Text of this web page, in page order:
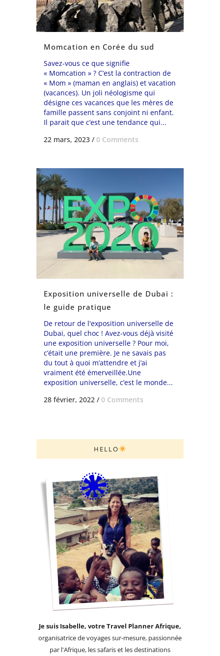
Momcation en Corée du sud
Savez-vous ce que signifie
« Momcation » ? C’est la contraction de
« Mom » (maman en anglais) et vacation
(vacances). Un joli néologisme qui
désigne ces vacances que les mères de
famille passent sans conjoint ni enfant.
Il parait que c’est une tendance qui...
22 mars, 2023 / 0 Comments
Exposition universelle de Dubai :
le guide pratique
De retour de l'exposition universelle de
Dubai, quel choc ! Avez-vous déjà visité
une exposition universelle ? Pour moi,
c’était une première. Je ne savais pas
du tout à quoi m’attendre et j’ai
vraiment été émerveillée.Une
exposition universelle, c’est le monde...
28 février, 2022 / 0 Comments
HELLO
Je suis Isabelle, votre Travel Planner Afrique,
organisatrice de voyages sur-mesure, passionnée
par l'Afrique, les safaris et les destinations